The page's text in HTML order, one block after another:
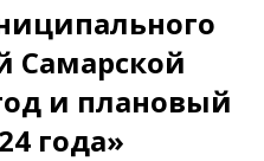
Самарской
и плановый
года»